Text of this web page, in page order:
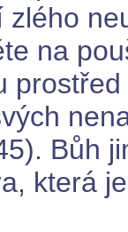
zlého
na
Bůh
která